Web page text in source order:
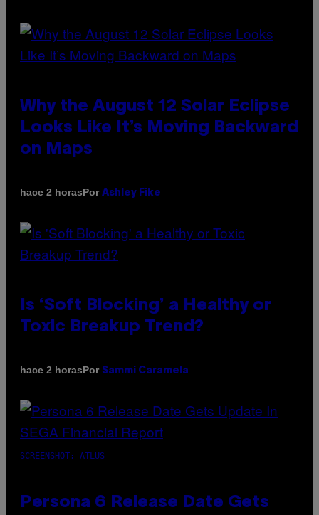
Why the August 12 Solar Eclipse
Looks Like It’s Moving Backward
on Maps
hace 2 horasPor Ashley Fike
Is ‘Soft Blocking’ a Healthy or
Toxic Breakup Trend?
hace 2 horasPor Sammi Caramela
SCREENSHOT: ATLUS
Persona 6 Release Date Gets